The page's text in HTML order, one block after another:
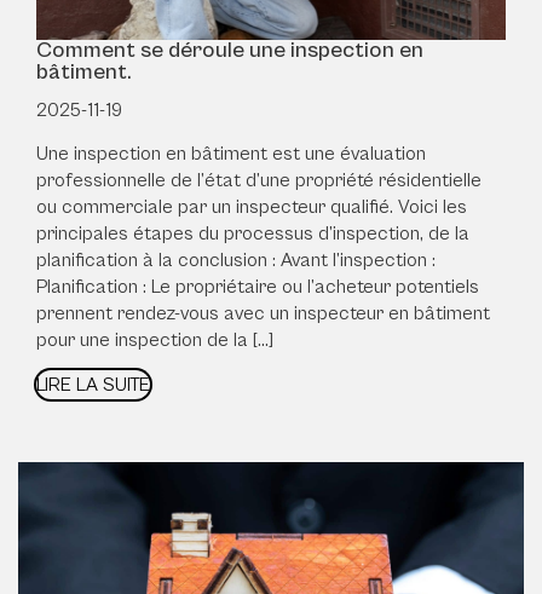
Comment se déroule une inspection en
bâtiment.
2025-11-19
Une inspection en bâtiment est une évaluation
professionnelle de l’état d’une propriété résidentielle
ou commerciale par un inspecteur qualifié. Voici les
principales étapes du processus d’inspection, de la
planification à la conclusion : Avant l’inspection :
Planification : Le propriétaire ou l’acheteur potentiels
prennent rendez-vous avec un inspecteur en bâtiment
pour une inspection de la […]
LIRE LA SUITE